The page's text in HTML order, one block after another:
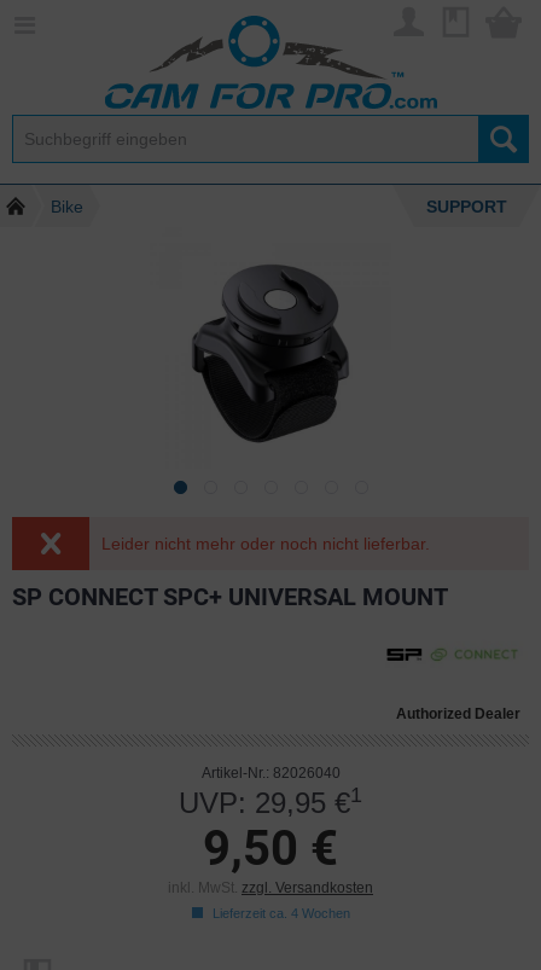
Bike SUPPORT
Leider nicht mehr oder noch nicht lieferbar.
SP CONNECT SPC+ UNIVERSAL MOUNT
Authorized Dealer
Artikel-Nr.: 82026040
UVP: 29,95 €1
9,50 €
inkl. MwSt. zzgl. Versandkosten
Lieferzeit ca. 4 Wochen